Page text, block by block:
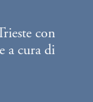
con
a cura di